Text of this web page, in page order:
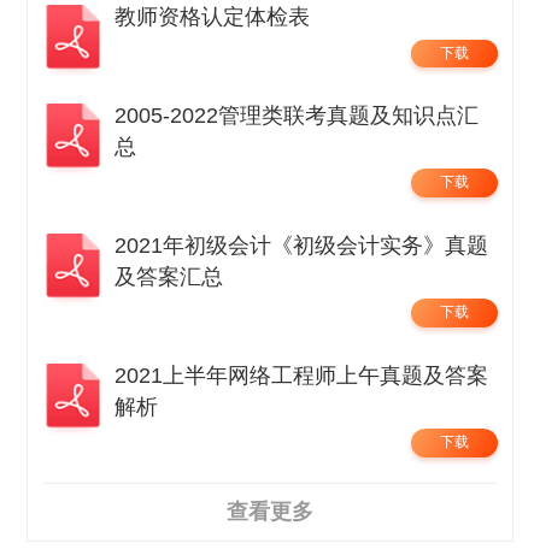
教师资格认定体检表
下载
2005-2022管理类联考真题及知识点汇
总
下载
2021年初级会计《初级会计实务》真题
及答案汇总
下载
2021上半年网络工程师上午真题及答案
解析
下载
查看更多